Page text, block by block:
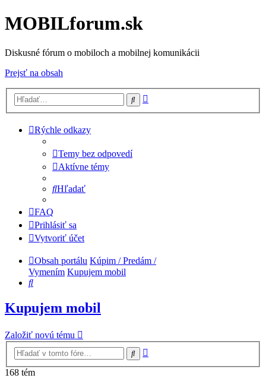
MOBILforum.sk
Diskusné fórum o mobiloch a mobilnej komunikácii
Prejsť na obsah
Hľadať
Rýchle odkazy
Temy bez odpovedí
Aktívne témy
Hľadať
FAQ
Prihlásiť sa
Vytvoriť účet
Obsah portálu Kúpim / Predám /
Vymením Kupujem mobil
Hľadať
Kupujem mobil
Založiť novú tému
Hľadať
168 tém